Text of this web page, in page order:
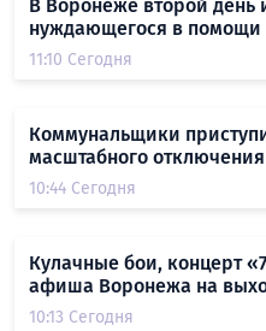
В Воронеже второй день
нуждающегося в помощи
11:10 Сегодня
Коммунальщики
масштабного
10:44 Сегодня
Кулачные бои, концерт
афиша Воронежа на
10:13 Сегодня